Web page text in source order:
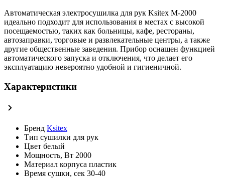
Автоматическая электросушилка для рук Ksitex M-2000
идеально подходит для использования в местах с высокой
посещаемостью, таких как больницы, кафе, рестораны,
автозаправки, торговые и развлекательные центры, а также
другие общественные заведения. Прибор оснащен функцией
автоматического запуска и отключения, что делает его
эксплуатацию невероятно удобной и гигиеничной.
Характеристики
Бренд Ksitex
Тип сушилки для рук
Цвет белый
Мощность, Вт 2000
Материал корпуса пластик
Время сушки, сек 30-40